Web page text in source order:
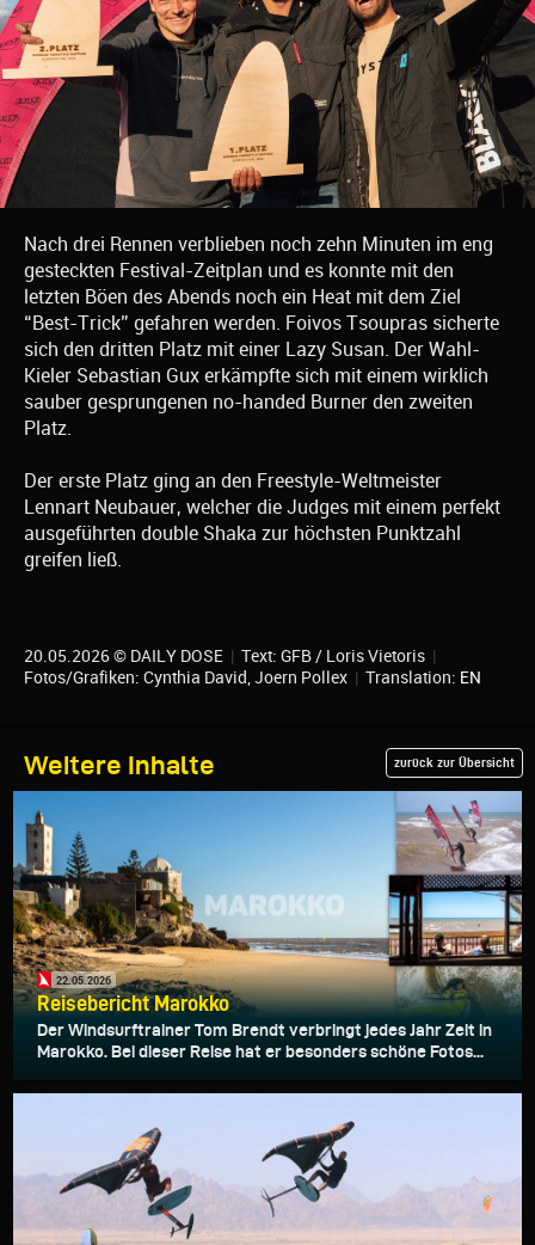
Nach drei Rennen verblieben noch zehn Minuten im eng
gesteckten Festival-Zeitplan und es konnte mit den
letzten Böen des Abends noch ein Heat mit dem Ziel
“Best-Trick” gefahren werden. Foivos Tsoupras sicherte
sich den dritten Platz mit einer Lazy Susan. Der Wahl-
Kieler Sebastian Gux erkämpfte sich mit einem wirklich
sauber gesprungenen no-handed Burner den zweiten
Platz.
Der erste Platz ging an den Freestyle-Weltmeister
Lennart Neubauer, welcher die Judges mit einem perfekt
ausgeführten double Shaka zur höchsten Punktzahl
greifen ließ.
20.05.2026 © DAILY DOSE | Text: GFB / Loris Vietoris |
Fotos/Grafiken: Cynthia David, Joern Pollex | Translation: EN
Weitere Inhalte zurück zur Übersicht
22.05.2026
Reisebericht Marokko
Der Windsurftrainer Tom Brendt verbringt jedes Jahr Zeit in
Marokko. Bei dieser Reise hat er besonders schöne Fotos...